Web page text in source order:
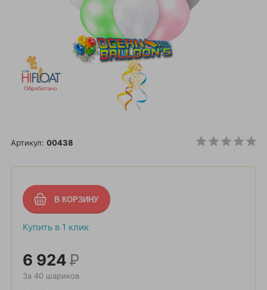
Артикул: 00438
Купить в 1 клик
6 924Р
За 40 шариков